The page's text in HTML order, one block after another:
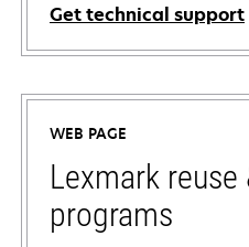
Get technical support
opens
in
new
tab
WEB PAGE
Lexmark reuse
programs